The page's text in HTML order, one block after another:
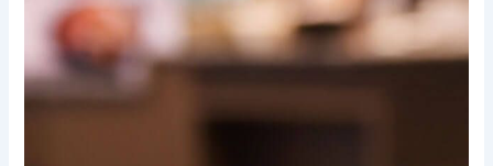
Xem thêm